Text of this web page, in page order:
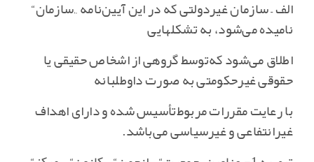
الف – سازمان غیردولتی که در این آیین‌نامه „سازمان‌“
نامیده می‌شود، به تشکلهایی
اطلاق می‌شود که‌توسط گروهی از اشخاص حقیقی یا
حقوقی غیرحکومتی به صورت داوطلبانه
با رعایت مقررات مربوط‌تأسیس شده و دارای اهداف
غیرانتفاعی و غیرسیاسی می‌باشد.